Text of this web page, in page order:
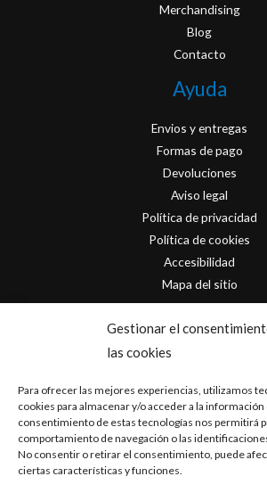
Gestionar el
las cookies
Para ofrecer las mejores experiencias, utilizamos
cookies para almacenar y/o acceder a la
consentimiento de estas tecnologías nos permitirá
comportamiento de navegación o las
No consentir o retirar el consentimiento, puede
ciertas características y funciones.
Merchandising
Blog
Contacto
Ayuda
Envios y entregas
Formas de pago
Devoluciones
Aviso legal
Política de privacidad
Política de cookies
Accesibilidad
Mapa del sitio
Contacto
info@originofcomics.com
Facebook
Instagram